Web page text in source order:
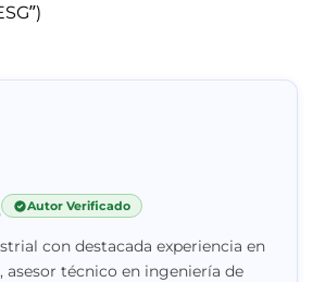
Autor Verificado
con destacada experiencia en
asesor técnico en ingeniería de